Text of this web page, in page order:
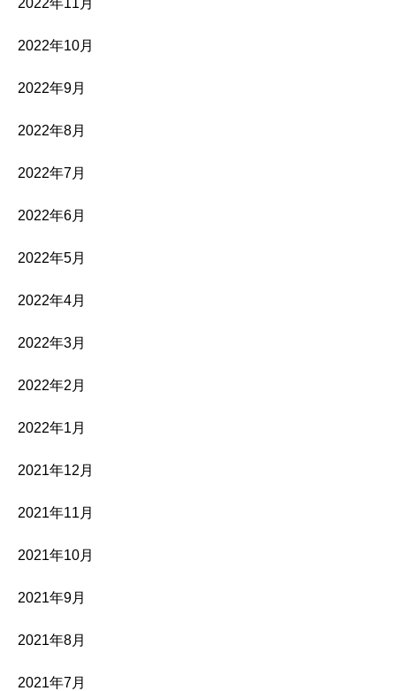
2022年11月
2022年10月
2022年9月
2022年8月
2022年7月
2022年6月
2022年5月
2022年4月
2022年3月
2022年2月
2022年1月
2021年12月
2021年11月
2021年10月
2021年9月
2021年8月
2021年7月